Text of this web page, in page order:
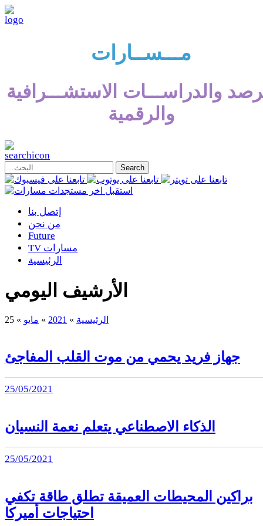
مـــســارات
والدراســـات الاستشـــرافية
والرقمية
إتصل بنا
من نحن
Future
TV مسارات
الرئيسية
الأرشيف اليومي
الرئيسية »
2021
» مايو »
25
جهاز فريد يحمي من موت القلب المفاجئ
25/05/2021
الذكاء الاصطناعي يتعلم نعمة النسيان
25/05/2021
براكين المحيطات العميقة تطلق طاقة تكفي
احتياجات أميركا